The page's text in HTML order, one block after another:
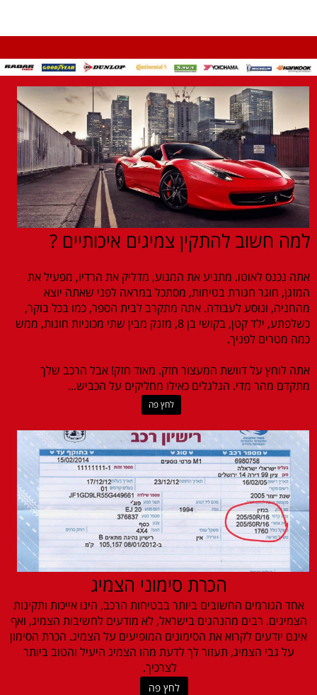
למה חשוב להתקין צמיגים איכותיים ?
אתה נכנס לאוטו. מתניע את המנוע, מדליק את הרדיו, מפעיל את
המזגן, חוגר חגורת בטיחות, מסתכל במראה לפני שאתה יוצא
מהחניה, ונוסע לעבודה. אתה מתקרב לבית הספר, כמו בכל בוקר,
כשלפתע, ילד קטן, בקושי בן 8, מזנק מבין שתי מכוניות חונות, ממש
כמה מטרים לפניך.
אתה לוחץ על דוושת המעצור חזק. מאוד חזק! אבל הרכב שלך
מתקדם מהר מדי. הגלגלים כאילו מחליקים על הכביש...
לחץ פה
הכרת סימוני הצמיג
אחד הגורמים החשובים ביותר בבטיחות הרכב, הינו אייכות ותקינות
הצמיגים. רבים מהנהגים בישראל, לא מודעים לחשיבות הצמיג, ואף
אינם יודעים לקרוא את הסימונים המופיעים על הצמיג. הכרת הסימון
על גבי הצמיג, תעזור לך לדעת מהו הצמיג היעיל והטוב ביותר
לצרכיך.
לחץ פה